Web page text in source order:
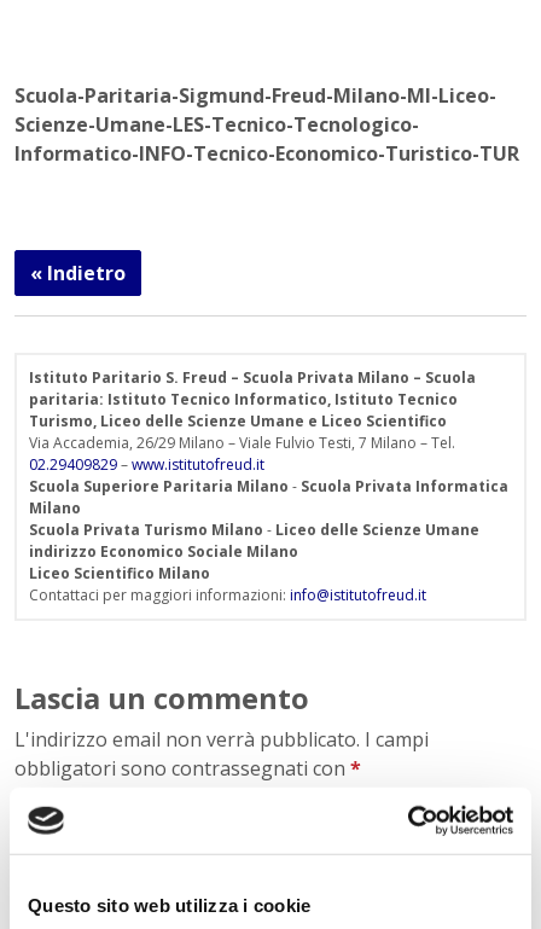
Questo sito web utilizza i cookie
Scuola-Paritaria-Sigmund-Freud-Milano-MI-Liceo-
Scienze-Umane-LES-Tecnico-Tecnologico-
Informatico-INFO-Tecnico-Economico-Turistico-TUR
« Indietro
Istituto Paritario S. Freud – Scuola Privata Milano – Scuola
paritaria: Istituto Tecnico Informatico, Istituto Tecnico
Turismo, Liceo delle Scienze Umane e Liceo Scientifico
Via Accademia, 26/29 Milano – Viale Fulvio Testi, 7 Milano – Tel.
02.29409829–www.istitutofreud.it
Scuola Superiore Paritaria Milano - Scuola Privata Informatica
Milano
Scuola Privata Turismo Milano - Liceo delle Scienze Umane
indirizzo Economico Sociale Milano
Liceo Scientifico Milano
Contattaci per maggiori informazioni: info@istitutofreud.it
Lascia un commento
L'indirizzo email non verrà pubblicato. I campi
obbligatori sono contrassegnati con *
Nome